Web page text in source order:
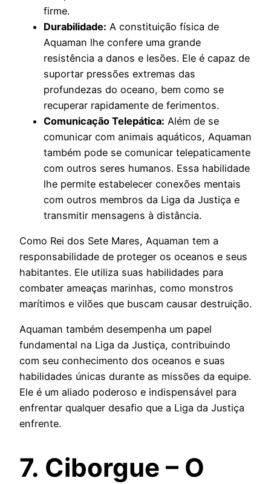
firme.
Durabilidade: A constituição física de
Aquaman lhe confere uma grande
resistência a danos e lesões. Ele é capaz de
suportar pressões extremas das
profundezas do oceano, bem como se
recuperar rapidamente de ferimentos.
Comunicação Telepática: Além de se
comunicar com animais aquáticos, Aquaman
também pode se comunicar telepaticamente
com outros seres humanos. Essa habilidade
lhe permite estabelecer conexões mentais
com outros membros da Liga da Justiça e
transmitir mensagens à distância.
Como Rei dos Sete Mares, Aquaman tem a
responsabilidade de proteger os oceanos e seus
habitantes. Ele utiliza suas habilidades para
combater ameaças marinhas, como monstros
marítimos e vilões que buscam causar destruição.
Aquaman também desempenha um papel
fundamental na Liga da Justiça, contribuindo
com seu conhecimento dos oceanos e suas
habilidades únicas durante as missões da equipe.
Ele é um aliado poderoso e indispensável para
enfrentar qualquer desafio que a Liga da Justiça
enfrente.
7. Ciborgue – O